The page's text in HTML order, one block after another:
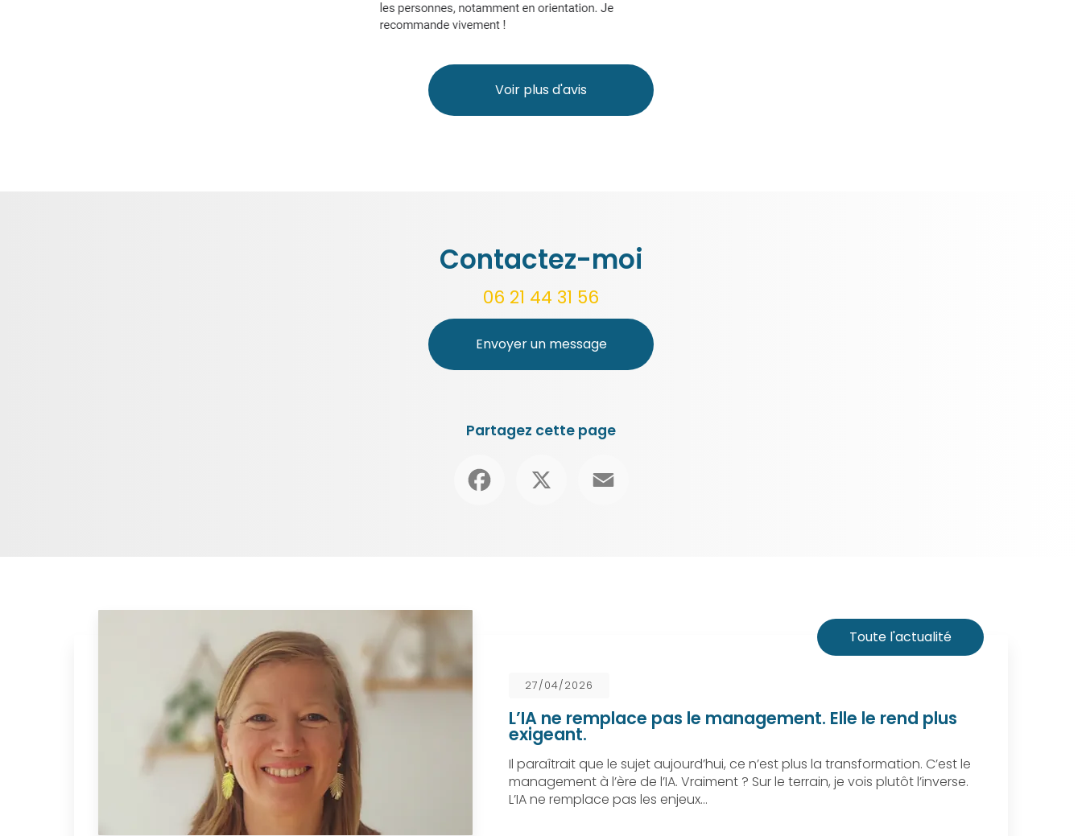
Voir plus d'avis
Contactez-moi
06 21 44 31 56
Envoyer un message
Partagez cette page
27/04/2026
L’IA ne remplace pas le management. Elle le rend plus
exigeant.
Il paraîtrait que le sujet aujourd’hui, ce n’est plus la transformation. C’est le
management à l’ère de l’IA. Vraiment ? Sur le terrain, je vois plutôt l’inverse.
L’IA ne remplace pas les enjeux…
Toute l'actualité